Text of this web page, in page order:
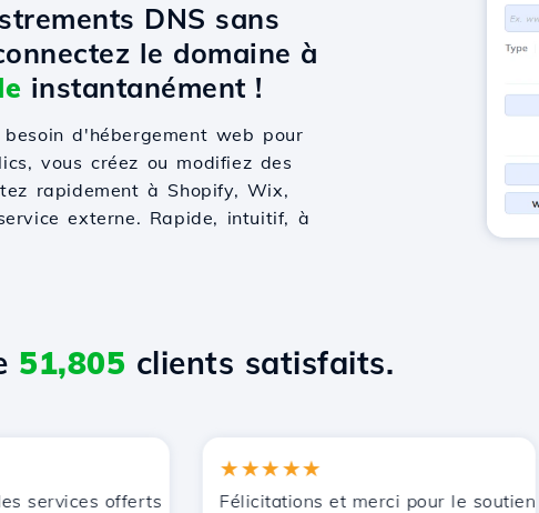
DNS sans
le domaine à
instantanément !
d'hébergement web pour
vous créez ou modifiez des
rapidement à Shopify, Wix,
externe. Rapide, intuitif, à
51,805 clients satisfaits.
offerts par Hostico. Je vous ai recommandé à d'autres
★★★★★
Félicitations et merci pour le soutien